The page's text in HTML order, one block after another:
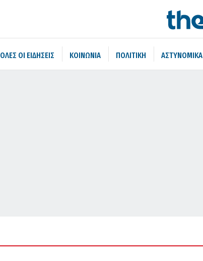
ΌΛΕΣ ΟΙ ΕΙΔΉΣΕΙΣ ΚΟΙΝΩΝΙΑ ΠΟΛΙΤΙΚΗ ΑΣΤΥΝΟΜΙΚΑ